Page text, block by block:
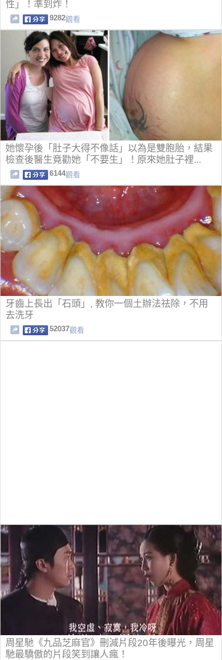
性」！準到炸！
9282觀看
她懷孕後「肚子大得不像話」以為是雙胞胎，結果
檢查後醫生竟勸她「不要生」！原來她肚子裡...
6144觀看
牙齒上長出「石頭」, 教你一個土辦法祛除，不用
去洗牙
52037觀看
周星馳《九品芝麻官》刪減片段20年後曝光，周星
馳最驕傲的片段笑到讓人瘋！